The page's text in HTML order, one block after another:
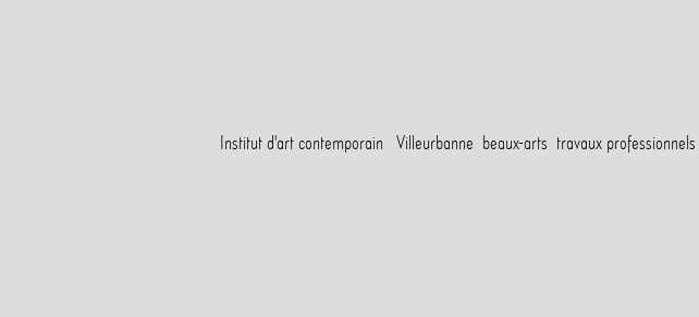
Institut d'art contemporain Villeurbanne beaux-arts travaux professionnels